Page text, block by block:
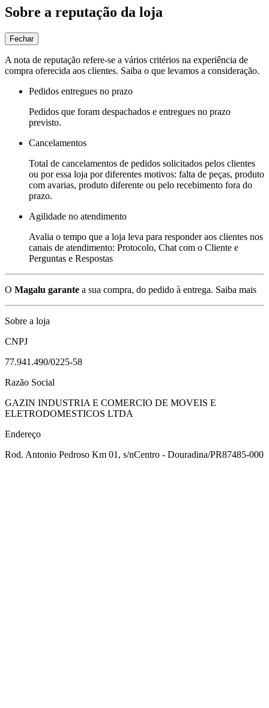
Sobre a reputação da loja
Fechar
A nota de reputação refere-se a vários critérios na experiência de
compra oferecida aos clientes. Saiba o que levamos a consideração.
Pedidos entregues no prazo
Pedidos que foram despachados e entregues no prazo
previsto.
Cancelamentos
Total de cancelamentos de pedidos solicitados pelos clientes
ou por essa loja por diferentes motivos: falta de peças, produto
com avarias, produto diferente ou pelo recebimento fora do
prazo.
Agilidade no atendimento
Avalia o tempo que a loja leva para responder aos clientes nos
canais de atendimento: Protocolo, Chat com o Cliente e
Perguntas e Respostas
O Magalu garante a sua compra, do pedido à entrega. Saiba mais
Sobre a loja
CNPJ
77.941.490/0225-58
Razão Social
GAZIN INDUSTRIA E COMERCIO DE MOVEIS E
ELETRODOMESTICOS LTDA
Endereço
Rod. Antonio Pedroso Km 01, s/nCentro - Douradina/PR87485-000